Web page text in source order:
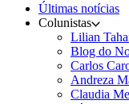
Últimas notícias
Colunistas
Lilian
Blog do
Carlos
Andreza
Claudia